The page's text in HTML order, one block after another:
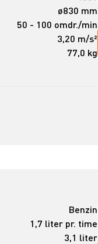
ø830 mm
50 - 100 omdr./min
3,20 m/s²
77,0 kg
Benzin
1,7 liter pr. time
3,1 liter